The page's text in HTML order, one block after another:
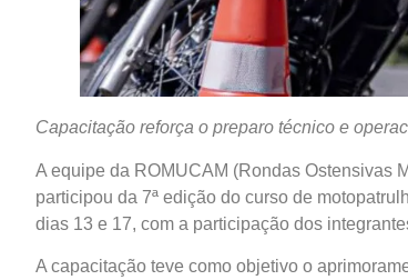
Capacitação reforça o preparo técnico e
A equipe da ROMUCAM (Rondas Ostensivas
participou da 7ª edição do curso de
dias 13 e 17, com a participação dos
A capacitação teve como objetivo o